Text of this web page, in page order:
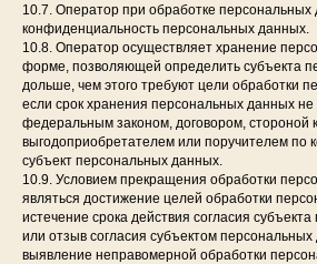
10.7. Оператор при обработке персональных
конфиденциальность персональных данных.
10.8. Оператор осуществляет хранение
форме, позволяющей определить субъекта
дольше, чем этого требуют цели обработки
если срок хранения персональных данных не
федеральным законом, договором, стороной
выгодоприобретателем или поручителем по
субъект персональных данных.
10.9. Условием прекращения обработки
являться достижение целей обработки
истечение срока действия согласия
или отзыв согласия субъектом
выявление неправомерной обработки